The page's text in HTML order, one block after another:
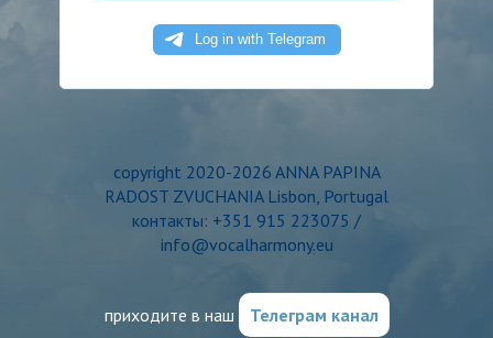
copyright 2020-2026 ANNA PAPINA
RADOST ZVUCHANIA Lisbon, Portugal
контакты: +351 915 223075 /
info@vocalharmony.eu
приходите в наш Телеграм канал